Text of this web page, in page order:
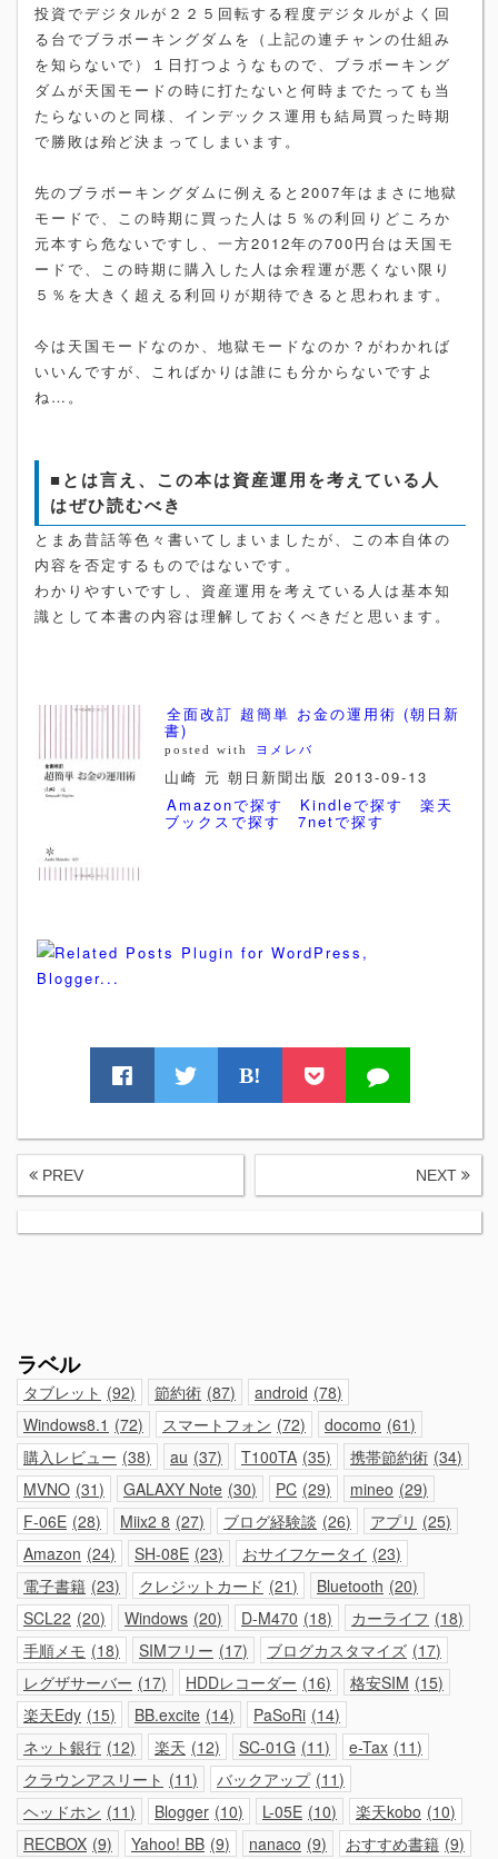
投資でデジタルが２２５回転する程度デジタルがよく回
る台でブラボーキングダムを（上記の連チャンの仕組み
を知らないで）１日打つようなもので、ブラボーキング
ダムが天国モードの時に打たないと何時までたっても当
たらないのと同様、インデックス運用も結局買った時期
で勝敗は殆ど決まってしまいます。
先のブラボーキングダムに例えると2007年はまさに地獄
モードで、この時期に買った人は５％の利回りどころか
元本すら危ないですし、一方2012年の700円台は天国モ
ードで、この時期に購入した人は余程運が悪くない限り
５％を大きく超える利回りが期待できると思われます。
今は天国モードなのか、地獄モードなのか？がわかれば
いいんですが、こればかりは誰にも分からないですよ
ね…。
■とは言え、この本は資産運用を考えている人
はぜひ読むべき
とまあ昔話等色々書いてしまいましたが、この本自体の
内容を否定するものではないです。
わかりやすいですし、資産運用を考えている人は基本知
識として本書の内容は理解しておくべきだと思います。
全面改訂 超簡単 お金の運用術 (朝日新
書)
posted with ヨメレバ
山崎 元 朝日新聞出版 2013-09-13
Amazonで探す
Kindleで探す 楽天
ブックスで探す 7netで探す
B!
PREV NEXT
ラベル
タブレット 92 節約術 87 android 78
Windows8.1
72 スマートフォン 72 docomo 61
購入レビュー 38 au 37 T100TA 35 携帯節約術 34
MVNO 31 GALAXY Note 30 PC 29 mineo 29
F-06E 28 Miix2 8 27 ブログ経験談 26 アプリ
25
Amazon 24 SH-08E 23 おサイフケータイ 23
電子書籍 23 クレジットカード 21 Bluetooth 20
SCL22 20 Windows 20 D-M470 18 カーライフ
18
手順メモ 18 SIMフリー 17 ブログカスタマイズ 17
レグザサーバー 17 HDDレコーダー 16 格安SIM 15
楽天Edy 15 BB.excite 14 PaSoRi 14
ネット銀行 12 楽天 12 SC-01G 11 e-Tax 11
クラウンアスリート
11 バックアップ 11
ヘッドホン 11 Blogger 10 L-05E 10 楽天kobo 10
RECBOX 9 Yahoo! BB 9 nanaco 9 おすすめ書籍 9